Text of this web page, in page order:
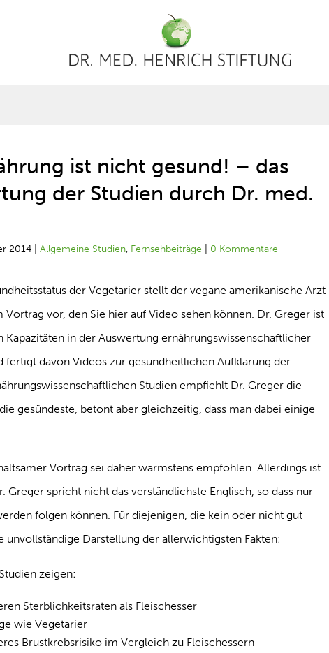
ist nicht gesund! – das
der Studien durch Dr. med.
2014 |Allgemeine Studien, Fernsehbeiträge 0 Kommentare
der Vegetarier stellt der vegane amerikanische Arzt
vor, den Sie hier auf Video sehen können. Dr. Greger ist
in der Auswertung ernährungswissenschaftlicher
fertigt davon Videos zur gesundheitlichen Aufklärung der
Studien empfiehlt Dr. Greger die
gesündeste, betont aber gleichzeitig, dass man dabei einige
Vortrag sei daher wärmstens empfohlen. Allerdings ist
Greger spricht nicht das verständlichste Englisch, so dass nur
folgen können. Für diejenigen, die kein oder nicht gut
unvollständige Darstellung der allerwichtigsten Fakten:
zeigen:
Sterblichkeitsraten als Fleischesser
wie Vegetarier
Brustkrebsrisiko im Vergleich zu Fleischessern